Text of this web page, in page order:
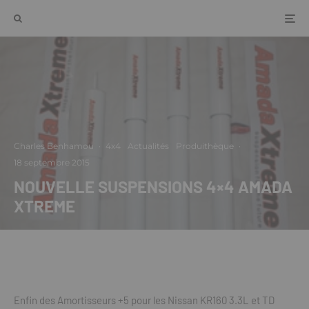
Charles Benhamou 4x4 Actualités Produithèque ·
18 septembre 2015
NOUVELLE SUSPENSIONS 4×4 AMADA
XTREME
Enfin des Amortisseurs +5 pour les Nissan KR160 3.3L et TD